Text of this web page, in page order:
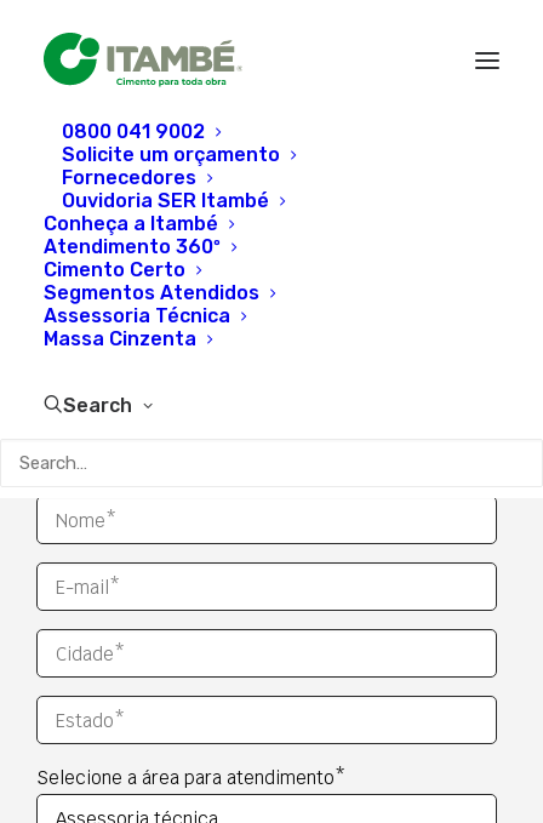
0800 041 9002
Solicite um orçamento
Fornecedores
Ouvidoria SER Itambé
Conheça a Itambé
Atendimento 360º
Cimento Certo
Segmentos Atendidos
Assessoria Técnica
Massa Cinzenta
Search
Fale conosco
Para entrar em contato com a Cimento Itambé, preencha
área desejada.
Selecione a área para atendimento*